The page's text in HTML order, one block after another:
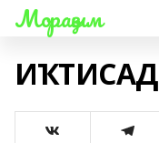
Мораҙым
ИҠТИСАД